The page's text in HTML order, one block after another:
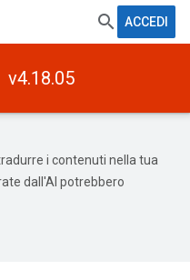
ACCEDI
v4.18.05
i contenuti nella tua
dall'AI potrebbero